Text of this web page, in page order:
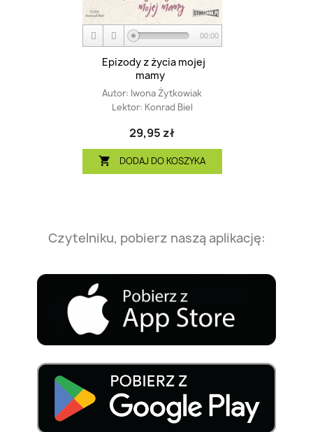
00:00
Epizody z życia mojej
mamy
Autor: Iwona Żytkowiak
Lektor: Konrad Biel
29,95 zł
 DODAJ DO KOSZYKA
Czytelniku, pobierz naszą aplikację: